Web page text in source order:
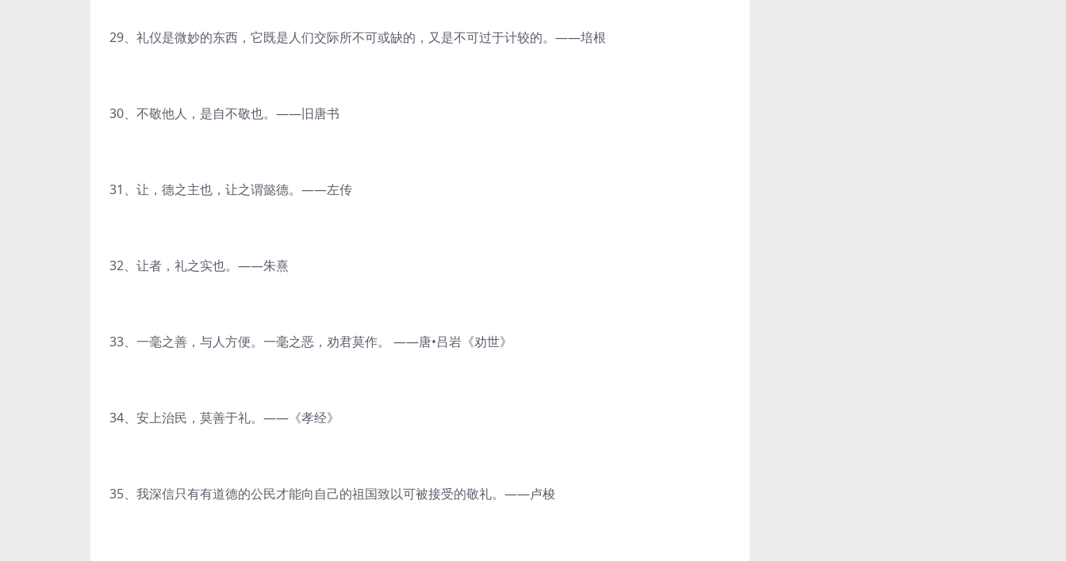
29、礼仪是微妙的东西，它既是人们交际所不可或缺的，又是不可过于计较的。——培根
30、不敬他人，是自不敬也。——旧唐书
31、让，德之主也，让之谓懿德。——左传
32、让者，礼之实也。——朱熹
33、一毫之善，与人方便。一毫之恶，劝君莫作。 ——唐•吕岩《劝世》
34、安上治民，莫善于礼。——《孝经》
35、我深信只有有道德的公民才能向自己的祖国致以可被接受的敬礼。——卢梭